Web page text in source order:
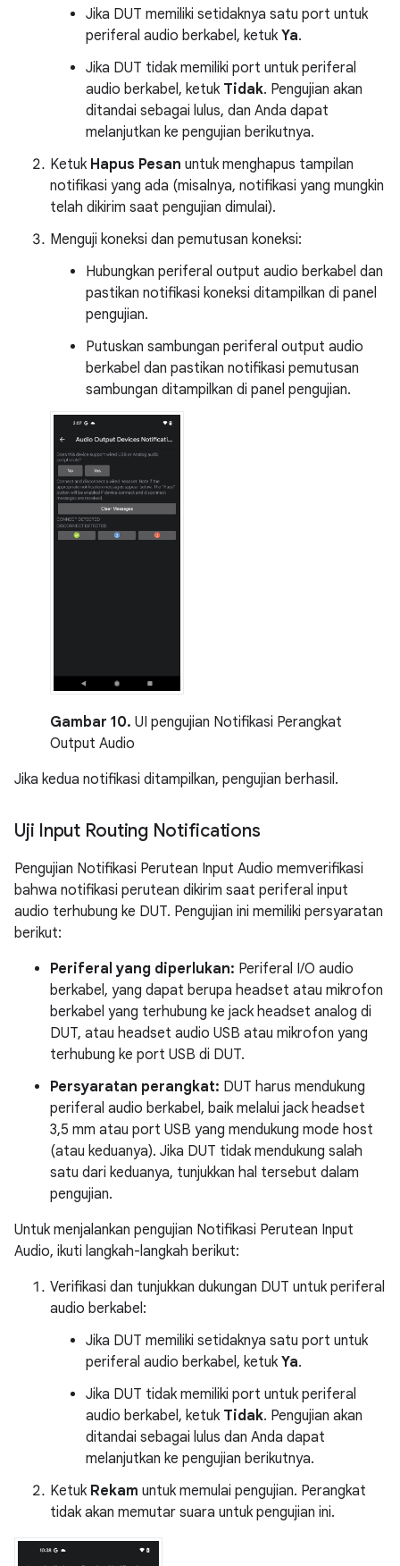
Jika DUT memiliki setidaknya satu port untuk
periferal audio berkabel, ketuk Ya.
Jika DUT tidak memiliki port untuk periferal
audio berkabel, ketuk Tidak. Pengujian akan
ditandai sebagai lulus, dan Anda dapat
melanjutkan ke pengujian berikutnya.
Ketuk Hapus Pesan untuk menghapus tampilan
notifikasi yang ada (misalnya, notifikasi yang mungkin
telah dikirim saat pengujian dimulai).
Menguji koneksi dan pemutusan koneksi:
Hubungkan periferal output audio berkabel dan
pastikan notifikasi koneksi ditampilkan di panel
pengujian.
Putuskan sambungan periferal output audio
berkabel dan pastikan notifikasi pemutusan
sambungan ditampilkan di panel pengujian.
Gambar 10. UI pengujian Notifikasi Perangkat
Output Audio
Jika kedua notifikasi ditampilkan, pengujian berhasil.
Uji Input Routing Notifications
Pengujian Notifikasi Perutean Input Audio memverifikasi
bahwa notifikasi perutean dikirim saat periferal input
audio terhubung ke DUT. Pengujian ini memiliki persyaratan
berikut:
Periferal yang diperlukan: Periferal I/O audio
berkabel, yang dapat berupa headset atau mikrofon
berkabel yang terhubung ke jack headset analog di
DUT, atau headset audio USB atau mikrofon yang
terhubung ke port USB di DUT.
Persyaratan perangkat: DUT harus mendukung
periferal audio berkabel, baik melalui jack headset
3,5 mm atau port USB yang mendukung mode host
(atau keduanya). Jika DUT tidak mendukung salah
satu dari keduanya, tunjukkan hal tersebut dalam
pengujian.
Untuk menjalankan pengujian Notifikasi Perutean Input
Audio, ikuti langkah-langkah berikut:
Verifikasi dan tunjukkan dukungan DUT untuk periferal
audio berkabel:
Jika DUT memiliki setidaknya satu port untuk
periferal audio berkabel, ketuk Ya.
Jika DUT tidak memiliki port untuk periferal
audio berkabel, ketuk Tidak. Pengujian akan
ditandai sebagai lulus dan Anda dapat
melanjutkan ke pengujian berikutnya.
Ketuk Rekam untuk memulai pengujian. Perangkat
tidak akan memutar suara untuk pengujian ini.